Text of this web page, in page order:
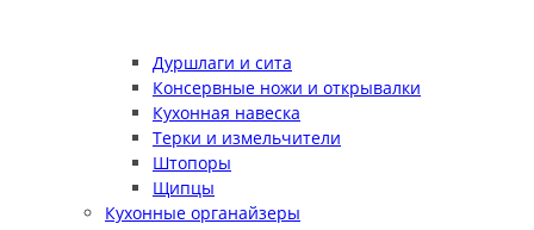
Дуршлаги и сита
Консервные ножи и открывалки
Кухонная навеска
Терки и измельчители
Штопоры
Щипцы
Кухонные органайзеры